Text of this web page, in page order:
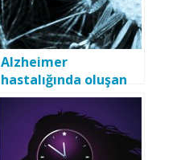
Alzheimer
hastalığında oluşan
hafıza kaybını
önleyici anahtar
mekanizma
keşfedildi